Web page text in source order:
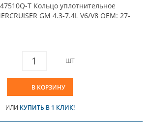
T Кольцо уплотнительное
GM 4.3-7.4L V6/V8 OEM: 27-
ШТ
В КОРЗИНУ
ИЛИ КУПИТЬ В 1 КЛИК!